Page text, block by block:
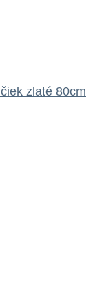
zlaté 80cm